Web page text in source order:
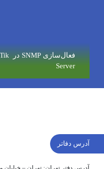
Server
آدرس دفاتر